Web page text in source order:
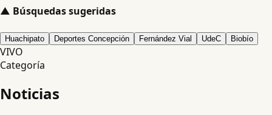
▲ Búsquedas sugeridas
Huachipato Deportes Concepción Fernández Vial UdeC Biobío
VIVO
Categoría
Noticias